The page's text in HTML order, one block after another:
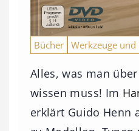
Bücher Werkzeuge und
Alles, was man
wissen muss! Im
erklärt Guido Henn